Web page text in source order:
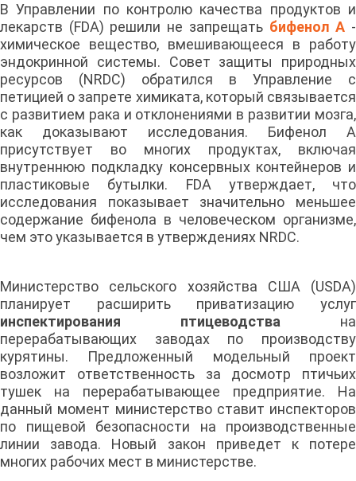
В Управлении по контролю качества продуктов и
лекарств (FDA) решили не запрещать бифенол А -
химическое вещество, вмешивающееся в работу
эндокринной системы. Совет защиты природных
ресурсов (NRDC) обратился в Управление с
петицией о запрете химиката, который связывается
с развитием рака и отклонениями в развитии мозга,
как доказывают исследования. Бифенол А
присутствует во многих продуктах, включая
внутреннюю подкладку консервных контейнеров и
пластиковые бутылки. FDA утверждает, что
исследования показывает значительно меньшее
содержание бифенола в человеческом организме,
чем это указывается в утверждениях NRDC.
Министерство сельского хозяйства США (USDA)
планирует расширить приватизацию услуг
инспектирования птицеводства на
перерабатывающих заводах по производству
курятины. Предложенный модельный проект
возложит ответственность за досмотр птичьих
тушек на перерабатывающее предприятие. На
данный момент министерство ставит инспекторов
по пищевой безопасности на производственные
линии завода. Новый закон приведет к потере
многих рабочих мест в министерстве.